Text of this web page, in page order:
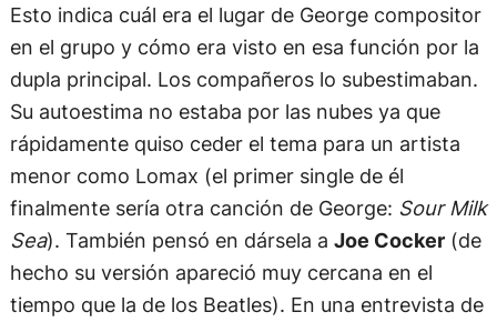
Esto indica cuál era el lugar de George compositor
en el grupo y cómo era visto en esa función por la
dupla principal. Los compañeros lo subestimaban.
Su autoestima no estaba por las nubes ya que
rápidamente quiso ceder el tema para un artista
menor como Lomax (el primer single de él
finalmente sería otra canción de George: Sour Milk
Sea). También pensó en dársela a Joe Cocker(de
hecho su versión apareció muy cercana en el
tiempo que la de los Beatles). En una entrevista de